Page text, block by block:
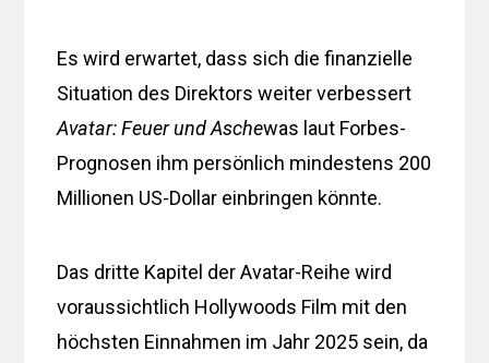
Es wird erwartet, dass sich die finanzielle
Situation des Direktors weiter verbessert
Avatar: Feuer und Aschewas laut Forbes-
Prognosen ihm persönlich mindestens 200
Millionen US-Dollar einbringen könnte.
Das dritte Kapitel der Avatar-Reihe wird
voraussichtlich Hollywoods Film mit den
höchsten Einnahmen im Jahr 2025 sein, da